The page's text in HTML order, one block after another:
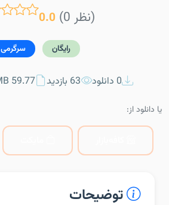
0.0 (0 نظر)
رایگان سرگرمی
0 دانلود 63 بازدید 59.77 MB
یا دانلود از:
توضیحات